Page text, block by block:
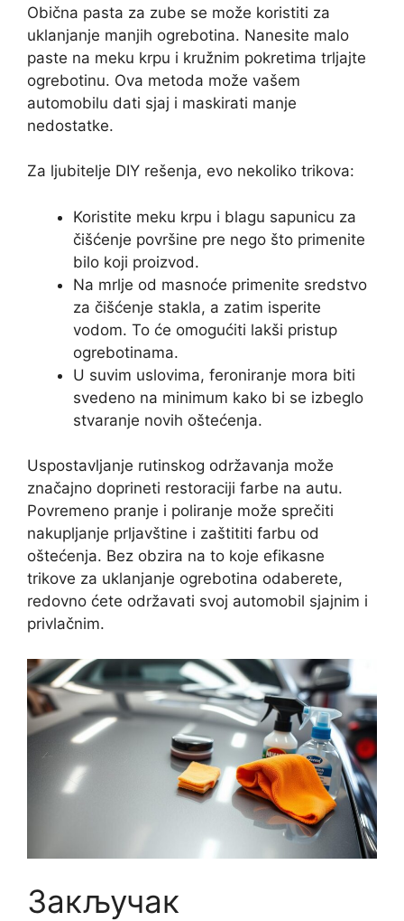
Obična pasta za zube se može koristiti za
uklanjanje manjih ogrebotina. Nanesite malo
paste na meku krpu i kružnim pokretima trljajte
ogrebotinu. Ova metoda može vašem
automobilu dati sjaj i maskirati manje
nedostatke.
Za ljubitelje DIY rešenja, evo nekoliko trikova:
Koristite meku krpu i blagu sapunicu za
čišćenje površine pre nego što primenite
bilo koji proizvod.
Na mrlje od masnoće primenite sredstvo
za čišćenje stakla, a zatim isperite
vodom. To će omogućiti lakši pristup
ogrebotinama.
U suvim uslovima, feroniranje mora biti
svedeno na minimum kako bi se izbeglo
stvaranje novih oštećenja.
Uspostavljanje rutinskog održavanja može
značajno doprineti restoraciji farbe na autu.
Povremeno pranje i poliranje može sprečiti
nakupljanje prljavštine i zaštititi farbu od
oštećenja. Bez obzira na to koje efikasne
trikove za uklanjanje ogrebotina odaberete,
redovno ćete održavati svoj automobil sjajnim i
privlačnim.
Закључак